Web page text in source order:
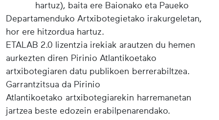
hartuz), baita ere Baionako eta Paueko
Departamenduko Artxibotegietako irakurgeletan,
hor ere hitzordua hartuz.
ETALAB 2.0 lizentzia irekiak arautzen du hemen
aurkezten diren Pirinio Atlantikoetako
artxibotegiaren datu publikoen berrerabiltzea.
Garrantzitsua da Pirinio
Atlantikoetako artxibotegiarekin harremanetan
jartzea beste edozein erabilpenarendako.